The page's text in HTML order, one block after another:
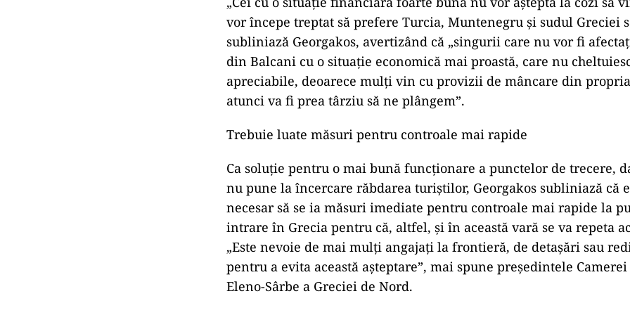
vor începe treptat să prefere Turcia, Muntenegru și sudul Greciei
subliniază Georgakos, avertizând că „singurii care nu vor fi
din Balcani cu o situație economică mai proastă, care nu
apreciabile, deoarece mulți vin cu provizii de mâncare din
atunci va fi prea târziu să ne plângem”.
Trebuie luate măsuri pentru controale mai rapide
Ca soluție pentru o mai bună funcționare a punctelor de trecere,
nu pune la încercare răbdarea turiștilor, Georgakos subliniază că
necesar să se ia măsuri imediate pentru controale mai rapide la
intrare în Grecia pentru că, altfel, și în ​​această vară se va repeta
„Este nevoie de mai mulți angajați la frontieră, de detașări sau
pentru a evita această așteptare”, mai spune președintele
Eleno-Sârbe a Greciei de Nord.